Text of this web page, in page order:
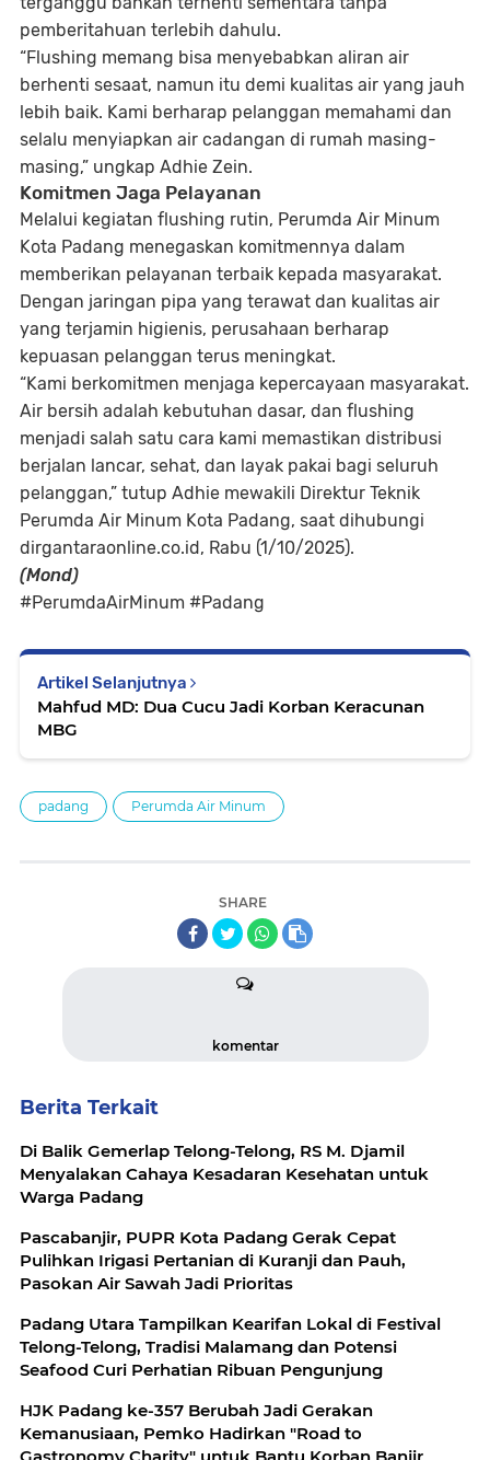
pemberitahuan terlebih dahulu.
“Flushing memang bisa menyebabkan aliran air
berhenti sesaat, namun itu demi kualitas air yang jauh
lebih baik. Kami berharap pelanggan memahami dan
selalu menyiapkan air cadangan di rumah masing-
masing,” ungkap Adhie Zein.
Komitmen Jaga Pelayanan
Melalui kegiatan flushing rutin, Perumda Air Minum
Kota Padang menegaskan komitmennya dalam
memberikan pelayanan terbaik kepada masyarakat.
Dengan jaringan pipa yang terawat dan kualitas air
yang terjamin higienis, perusahaan berharap
kepuasan pelanggan terus meningkat.
“Kami berkomitmen menjaga kepercayaan masyarakat.
Air bersih adalah kebutuhan dasar, dan flushing
menjadi salah satu cara kami memastikan distribusi
berjalan lancar, sehat, dan layak pakai bagi seluruh
pelanggan,” tutup Adhie mewakili Direktur Teknik
Perumda Air Minum Kota Padang, saat dihubungi
dirgantaraonline.co.id, Rabu (1/10/2025).
(Mond)
#PerumdaAirMinum #Padang
Artikel Selanjutnya
Mahfud MD: Dua Cucu Jadi Korban Keracunan
MBG
padang Perumda Air Minum
SHARE
komentar
Berita Terkait
Di Balik Gemerlap Telong-Telong, RS M. Djamil
Menyalakan Cahaya Kesadaran Kesehatan untuk
Warga Padang
Pascabanjir, PUPR Kota Padang Gerak Cepat
Pulihkan Irigasi Pertanian di Kuranji dan Pauh,
Pasokan Air Sawah Jadi Prioritas
Padang Utara Tampilkan Kearifan Lokal di Festival
Telong-Telong, Tradisi Malamang dan Potensi
Seafood Curi Perhatian Ribuan Pengunjung
HJK Padang ke-357 Berubah Jadi Gerakan
Kemanusiaan, Pemko Hadirkan "Road to